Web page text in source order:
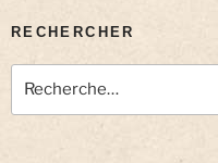
RECHERCHER